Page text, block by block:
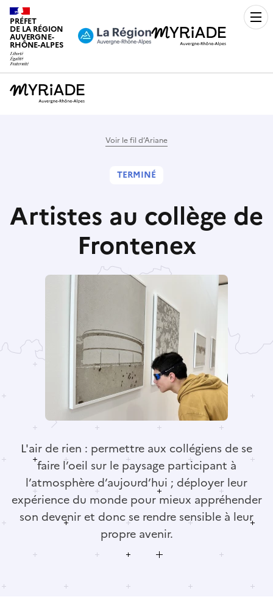
PRÉFET
DE LA RÉGION
AUVERGNE-
RHÔNE-ALPES
Voir le fil d’Ariane
TERMINÉ
Artistes au collège de
Frontenex
L'air de rien : permettre aux collégiens de se
faire l’oeil sur le paysage participant à
l’atmosphère d’aujourd’hui ; déployer leur
expérience du monde pour mieux appréhender
son devenir et donc se rendre sensible à leur
propre avenir.